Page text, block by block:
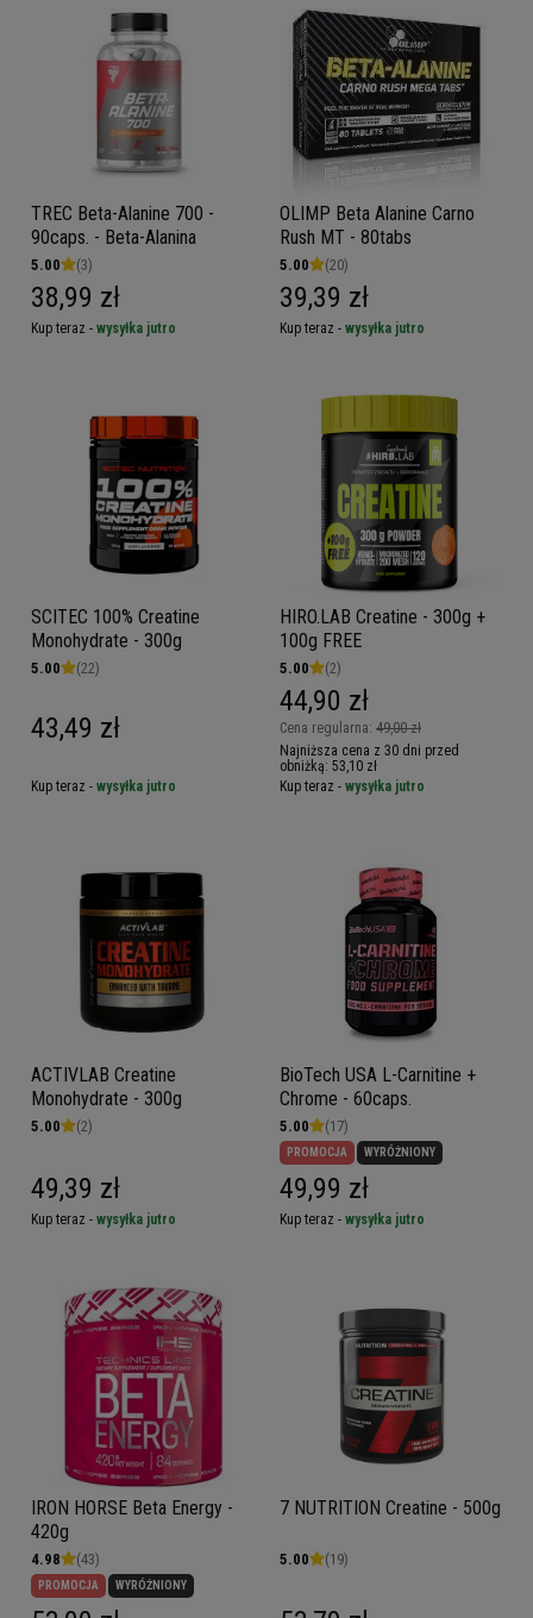
TREC Beta-Alanine 700 -
90caps. - Beta-Alanina
5.00 (3)
38,99 zł
Kup teraz - wysyłka jutro
OLIMP Beta Alanine Carno
Rush MT - 80tabs
5.00 (20)
39,39 zł
Kup teraz - wysyłka jutro
SCITEC 100% Creatine
Monohydrate - 300g
5.00 (22)
43,49 zł
Kup teraz - wysyłka jutro
HIRO.LAB Creatine - 300g +
100g FREE
5.00 (2)
Cena regularna: 49,00 zł
44,90 zł
Najniższa cena z 30 dni przed
obniżką: 53,10 zł
Kup teraz - wysyłka jutro
ACTIVLAB Creatine
Monohydrate - 300g
5.00 (2)
49,39 zł
Kup teraz - wysyłka jutro
BioTech USA L-Carnitine +
Chrome - 60caps.
5.00 (17)
PROMOCJA WYRÓŻNIONY
49,99 zł
Kup teraz - wysyłka jutro
IRON HORSE Beta Energy -
420g
4.98 (43)
PROMOCJA WYRÓŻNIONY
7 NUTRITION Creatine - 500g
5.00 (19)